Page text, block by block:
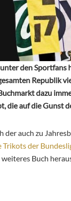
den Sportfans
Republik
dazu
die auf die Gunst
der auch zu
Trikots der
Buch